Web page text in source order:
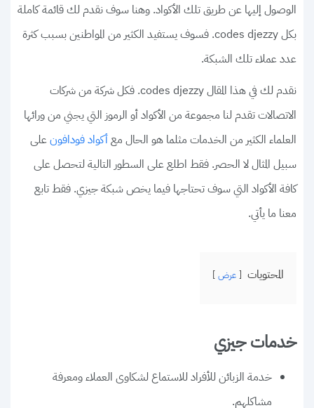
الوصول إليها عن طريق تلك الأكواد. وهنا سوف نقدم لك قائمة كاملة
بكل codes djezzy. فسوف يستفيد الكثير من المواطنين بسبب كثرة
عدد عملاء تلك الشبكة.
نقدم لك في هذا المقال codes djezzy. فكل شركة من شركات
الاتصالات تقدم لنا مجموعة من الأكواد أو الرموز التي يجني من ورائها
العلماء الكثير من الخدمات مثلما هو الحال معأكواد فودافونعلى
سبيل المثال لا الحصر. فقط اطلع على السطور التالية لتحصل على
كافة الأكواد التي سوف تحتاجها فيما يخص شبكة جيزي. فقط تابع
معنا ما يأتي.
المحتويات عرض
خدمات جيزي
خدمة الزبائن للأفراد للاستماع لشكاوى العملاء ومعرفة
مشاكلهم.